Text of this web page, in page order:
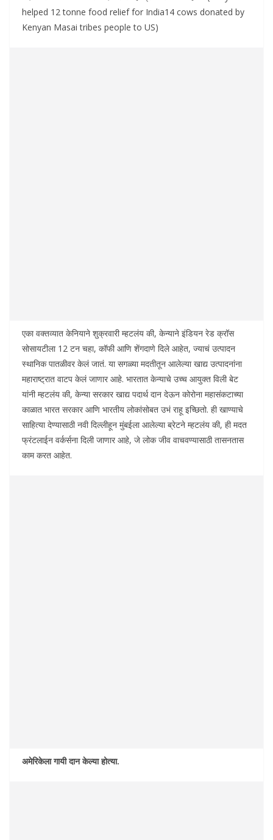
helped 12 tonne food relief for India14 cows donated by
Kenyan Masai tribes people to US)
एका वक्तव्यात केनियाने शुक्रवारी म्हटलंय की, केन्याने इंडियन रेड क्रॉस
सोसायटीला 12 टन चहा, कॉफी आणि शेंगदाणे दिले आहेत, ज्याचं उत्पादन
स्थानिक पातळीवर केलं जातं. या सगळ्या मदतीतून आलेल्या खाद्य उत्पादनांना
महाराष्ट्रात वाटप केलं जाणार आहे. भारतात केन्याचे उच्च आयुक्त विली बेट
यांनी म्हटलंय की, केन्या सरकार खाद्य पदार्थ दान देऊन कोरोना महासंकटाच्या
काळात भारत सरकार आणि भारतीय लोकांसोबत उभं राहू इच्छितो. ही खाण्याचे
साहित्या देण्यासाठी नवी दिल्लीहून मुंबईला आलेल्या ब्रेटने म्हटलंय की, ही मदत
फ्रंटलाईन वर्कर्सना दिली जाणार आहे, जे लोक जीव वाचवण्यासाठी तासनतास
काम करत आहेत.
अमेरिकेला गायी दान केल्या होत्या.